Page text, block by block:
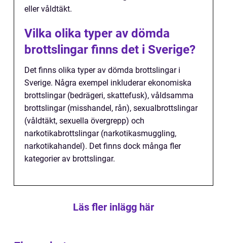
eller våldtäkt.
Vilka olika typer av dömda
brottslingar finns det i Sverige?
Det finns olika typer av dömda brottslingar i
Sverige. Några exempel inkluderar ekonomiska
brottslingar (bedrägeri, skattefusk), våldsamma
brottslingar (misshandel, rån), sexualbrottslingar
(våldtäkt, sexuella övergrepp) och
narkotikabrottslingar (narkotikasmuggling,
narkotikahandel). Det finns dock många fler
kategorier av brottslingar.
Läs fler inlägg här